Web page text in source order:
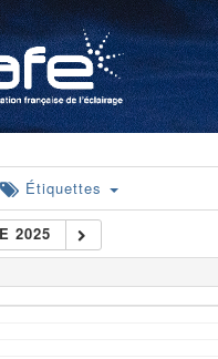
Étiquettes
2025